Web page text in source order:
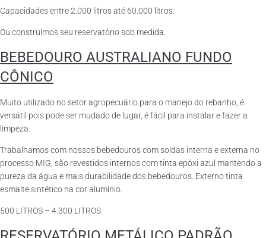
Capacidades entre 2.000 litros até 60.000 litros.
Ou construímos seu reservatório sob medida.
BEBEDOURO AUSTRALIANO FUNDO
CÔNICO
Muito utilizado no setor agropecuário para o manejo do rebanho, é
versátil pois pode ser mudado de lugar, é fácil para instalar e fazer a
limpeza.
Trabalhamos com nossos bebedouros com soldas interna e externa no
processo MIG, são revestidos internos com tinta epóxi azul mantendo a
pureza da água e mais durabilidade dos bebedouros. Externo tinta
esmalte sintético na cor alumínio.
500 LITROS – 4.300 LITROS